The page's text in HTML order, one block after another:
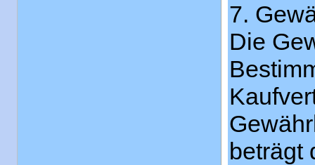
7.
Die
beträgt